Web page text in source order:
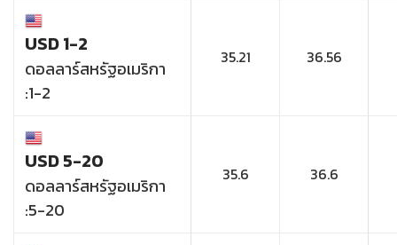
USD 1-2
ดอลลาร์สหรัฐอเมริกา
:1-2
35.21 36.56
USD 5-20
ดอลลาร์สหรัฐอเมริกา
:5-20
35.6 36.6